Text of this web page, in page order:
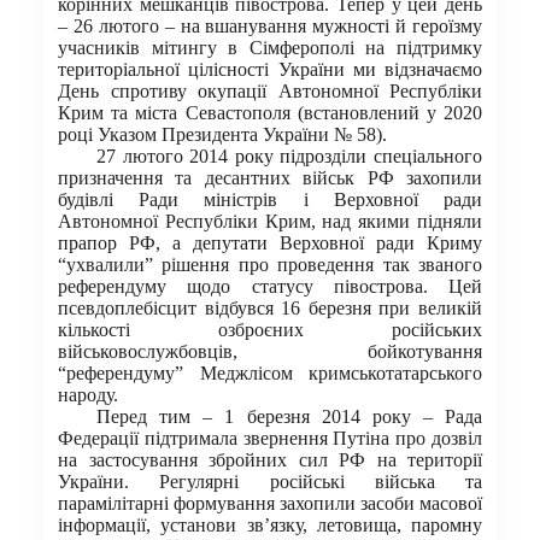
корінних мешканців півострова. Тепер у цей день
– 26 лютого – на вшанування мужності й героїзму
учасників мітингу в Сімферополі на підтримку
територіальної цілісності України ми відзначаємо
День спротиву окупації Автономної Республіки
Крим та міста Севастополя (встановлений у 2020
році Указом Президента України № 58).
27 лютого 2014 року підрозділи спеціального
призначення та десантних військ РФ захопили
будівлі Ради міністрів і Верховної ради
Автономної Республіки Крим, над якими підняли
прапор РФ, а депутати Верховної ради Криму
“ухвалили” рішення про проведення так званого
референдуму щодо статусу півострова. Цей
псевдоплебісцит відбувся 16 березня при великій
кількості озброєних російських
військовослужбовців, бойкотування
“референдуму” Меджлісом кримськотатарського
народу.
Перед тим – 1 березня 2014 року – Рада
Федерації підтримала звернення Путіна про дозвіл
на застосування збройних сил РФ на території
України. Регулярні російські війська та
парамілітарні формування захопили засоби масової
інформації, установи зв’язку, летовища, паромну